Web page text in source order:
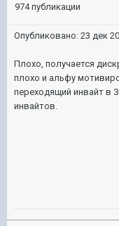
974 публикации
Опубликовано: 23 дек
Плохо, получается
плохо и альфу
переходящий инвайт в
инвайтов.